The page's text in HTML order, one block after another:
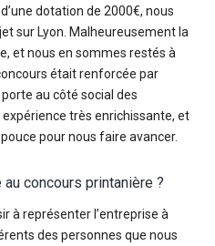
dotation de 2000€, nous
sur Lyon. Malheureusement la
et nous en sommes restés à
était renforcée par
porte au côté social des
très enrichissante, et
pour nous faire avancer.
concours printanière ?
à représenter l’entreprise à
des personnes que nous